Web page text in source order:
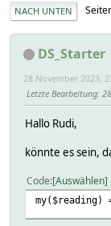
NACH UNTEN
DS_Starter
28 November 2023,
Letzte Bearbeitung:
Hallo Rudi,
könnte es sein,
Code Auswählen